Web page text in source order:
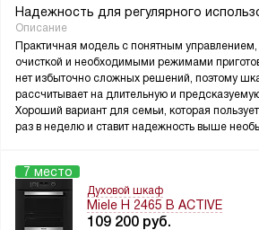
Надежность для регулярного
Описание
Практичная модель с понятным управлением,
очисткой и необходимыми режимами
нет избыточно сложных решений, поэтому
рассчитывает на длительную и
Хороший вариант для семьи, которая
раз в неделю и ставит надежность выше
7 место
Духовой шкаф
Miele H 2465 B ACTIVE
109 200 руб.